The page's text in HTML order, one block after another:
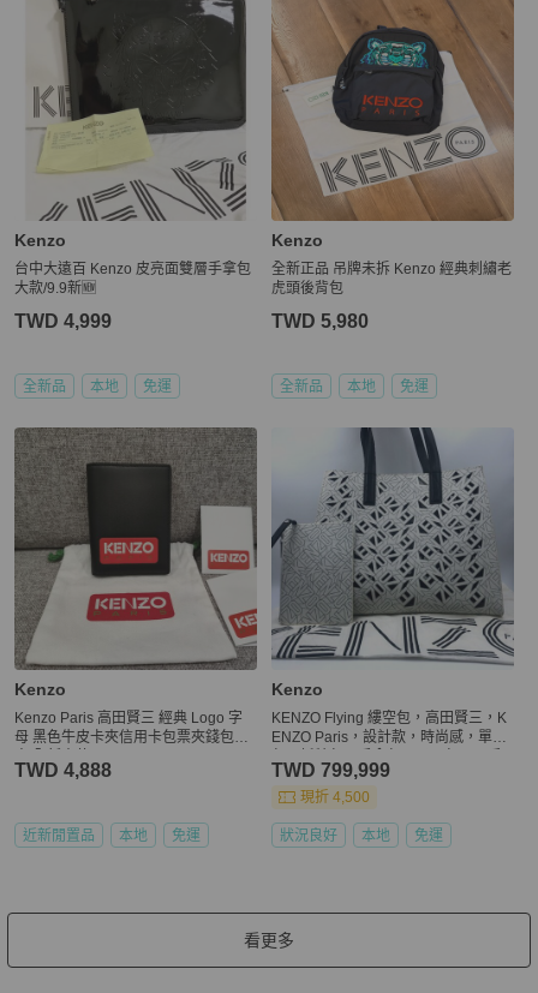
Kenzo
台中大遠百 Kenzo 皮亮面雙層手拿包
大款/9.9新🆕
TWD 4,999
全新品 本地 免運
Kenzo
全新正品 吊牌未拆 Kenzo 經典刺繡老
虎頭後背包
TWD 5,980
全新品 本地 免運
Kenzo
Kenzo Paris 高田賢三 經典 Logo 字
母 黑色牛皮卡夾信用卡包票夾錢包短
TWD 4,888
近新閒置品 本地 免運
Kenzo
KENZO Flying 縷空包，高田賢三，K
ENZO Paris，設計款，時尚感，單肩
真品，正品，現貨【已售出】
TWD 799,999
現折 4,500
狀況良好 本地 免運
看更多